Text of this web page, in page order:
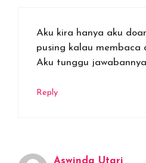
Aku kira hanya aku
pusing kalau membaca
Aku tunggu
Reply
Aswinda Utari